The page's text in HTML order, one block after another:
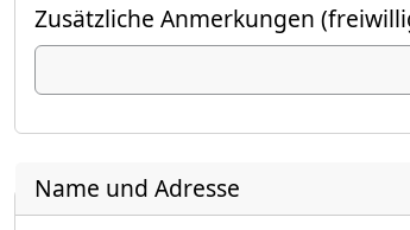
Zusätzliche Anmerkungen
Name und Adresse